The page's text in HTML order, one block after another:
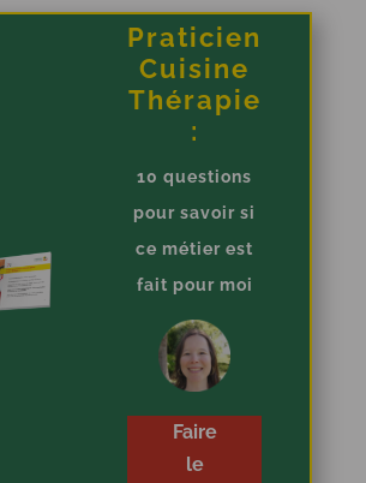
Praticien
Cuisine
Thérapie
:
10 questions
pour savoir si
ce métier est
fait pour moi
Faire
le